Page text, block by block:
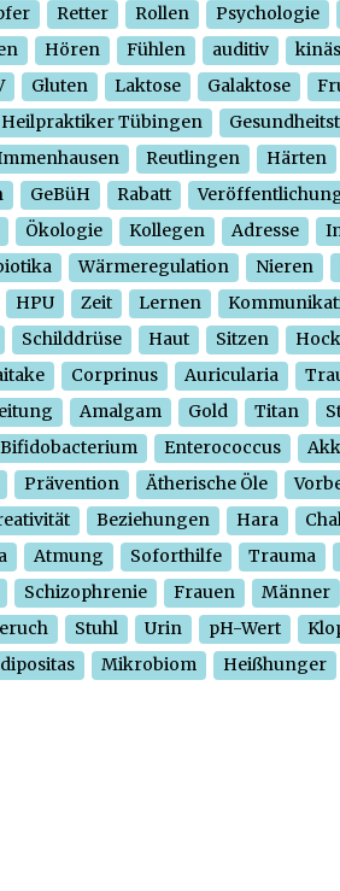
Retter Rollen Psychologie
Hören Fühlen auditiv
Gluten Laktose Galaktose
Heilpraktiker Tübingen
Reutlingen Härten
GeBüH Rabatt
Ökologie
Kollegen Adresse
Wärmeregulation Nieren
HPU
Zeit Lernen
Schilddrüse
Haut Sitzen
Corprinus Auricularia
Amalgam Gold Titan
Bifidobacterium
Enterococcus
Prävention
Ätherische Öle
Beziehungen Hara
Atmung Soforthilfe Trauma
Schizophrenie
Frauen Männer
Stuhl Urin pH-Wert
Mikrobiom Heißhunger